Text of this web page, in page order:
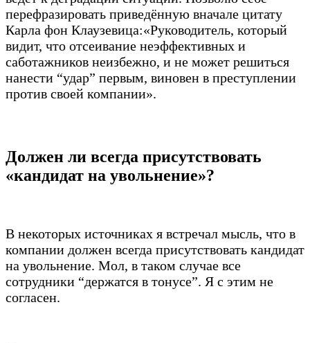
перефразировать приведённую вначале цитату
Карла фон Клаузевица:«Руководитель, который
видит, что отсеивание неэффективных и
саботажников неизбежно, и не может решиться
нанести “удар” первым, виновен в преступлении
против своей компании».
Должен ли всегда присутствовать
«кандидат на увольнение»?
В некоторых источниках я встречал мысль, что в
компании должен всегда присутствовать кандидат
на увольнение. Мол, в таком случае все
сотрудники “держатся в тонусе”. Я с этим не
согласен.